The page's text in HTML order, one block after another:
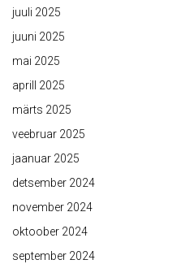
juuli 2025
juuni 2025
mai 2025
aprill 2025
märts 2025
veebruar 2025
jaanuar 2025
detsember 2024
november 2024
oktoober 2024
september 2024